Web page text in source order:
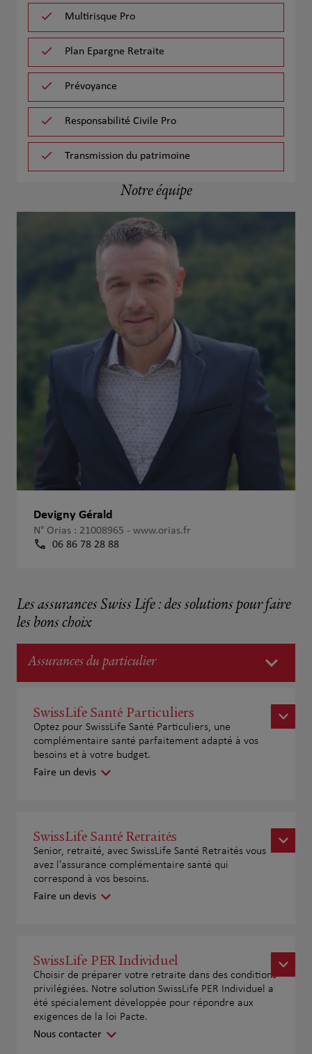
Multirisque Pro
Plan Epargne Retraite
Prévoyance
Responsabilité Civile Pro
Transmission du patrimoine
Notre équipe
Devigny Gérald
N° Orias : 21008965 - www.orias.fr
06 86 78 28 88
Les assurances Swiss Life : des solutions pour faire
les bons choix
Assurances du particulier
SwissLife Santé Particuliers
Optez pour SwissLife Santé Particuliers, une
complémentaire santé parfaitement adapté à vos
besoins et à votre budget.
Faire un devis
SwissLife Santé Retraités
Senior, retraité, avec SwissLife Santé Retraités vous
avez l'assurance complémentaire santé qui
correspond à vos besoins.
Faire un devis
SwissLife PER Individuel
Choisir de préparer votre retraite dans des conditions
privilégiées. Notre solution SwissLife PER Individuel a
été spécialement développée pour répondre aux
exigences de la loi Pacte.
Nous contacter